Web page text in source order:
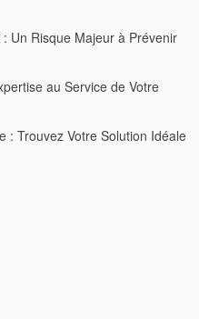
Un Risque Majeur à Prévenir
au Service de Votre
: Trouvez Votre Solution Idéale